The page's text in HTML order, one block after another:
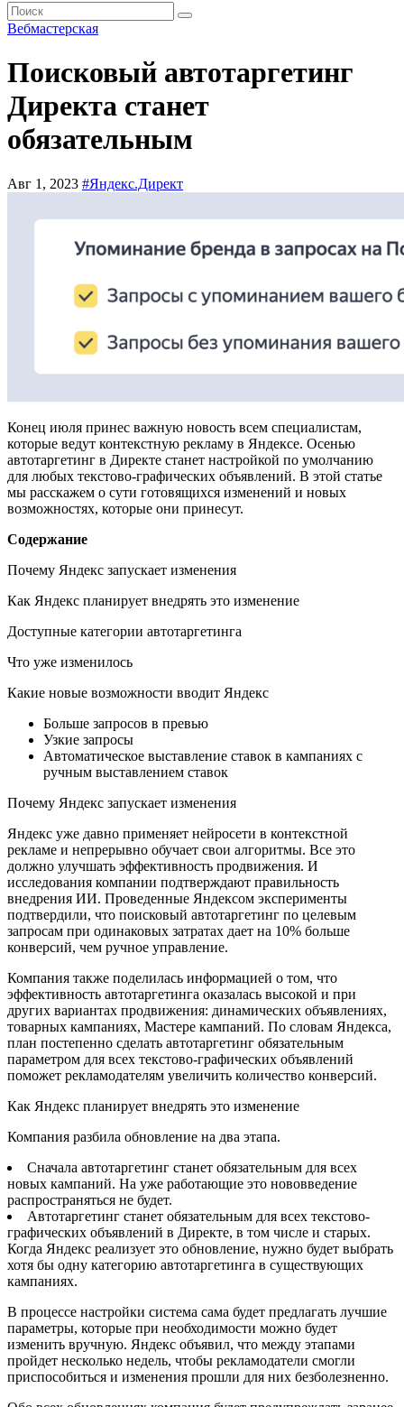
Вебмастерская
Поисковый автотаргетинг
Директа станет
обязательным
Авг 1, 2023 #Яндекс.Директ
Конец июля принес важную новость всем специалистам,
которые ведут контекстную рекламу в Яндексе. Осенью
автотаргетинг в Директе станет настройкой по умолчанию
для любых текстово-графических объявлений. В этой статье
мы расскажем о сути готовящихся изменений и новых
возможностях, которые они принесут.
Содержание
Почему Яндекс запускает изменения
Как Яндекс планирует внедрять это изменение
Доступные категории автотаргетинга
Что уже изменилось
Какие новые возможности вводит Яндекс
Больше запросов в превью
Узкие запросы
Автоматическое выставление ставок в кампаниях с
ручным выставлением ставок
Почему Яндекс запускает изменения
Яндекс уже давно применяет нейросети в контекстной
рекламе и непрерывно обучает свои алгоритмы. Все это
должно улучшать эффективность продвижения. И
исследования компании подтверждают правильность
внедрения ИИ. Проведенные Яндексом эксперименты
подтвердили, что поисковый автотаргетинг по целевым
запросам при одинаковых затратах дает на 10% больше
конверсий, чем ручное управление.
Компания также поделилась информацией о том, что
эффективность автотаргетинга оказалась высокой и при
других вариантах продвижения: динамических объявлениях,
товарных кампаниях, Мастере кампаний. По словам Яндекса,
план постепенно сделать автотаргетинг обязательным
параметром для всех текстово-графических объявлений
поможет рекламодателям увеличить количество конверсий.
Как Яндекс планирует внедрять это изменение
Компания разбила обновление на два этапа.
Сначала автотаргетинг станет обязательным для всех
новых кампаний. На уже работающие это нововведение
распространяться не будет.
Автотаргетинг станет обязательным для всех текстово-
графических объявлений в Директе, в том числе и старых.
Когда Яндекс реализует это обновление, нужно будет выбрать
хотя бы одну категорию автотаргетинга в существующих
кампаниях.
В процессе настройки система сама будет предлагать лучшие
параметры, которые при необходимости можно будет
изменить вручную. Яндекс объявил, что между этапами
пройдет несколько недель, чтобы рекламодатели смогли
приспособиться и изменения прошли для них безболезненно.